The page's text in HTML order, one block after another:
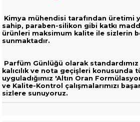
Kimya mühendisi tarafından üretimi
sahip, paraben-silikon gibi katkı
ürünleri maksimum kalite ile sizlerin
sunmaktadır.
Parfüm Günlüğü olarak standardımız
kalıcılık ve nota geçişleri konusunda
uyguladığımız 'Altın Oran
ve Kalite-Kontrol çalışmalarımızı
sizlere sunuyoruz.